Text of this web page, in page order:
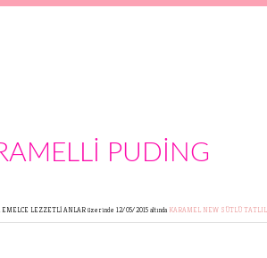
PUDİNG
EMELCE LEZZETLİ ANLARüzerinde 12/05/2015 altında KARAMEL NEW SÜTLÜ